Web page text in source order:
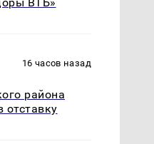
16 часов назад
района